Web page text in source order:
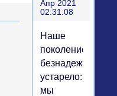
Апр 2021
02:31:08
Наше
поколение
безнадежно
устарело:
мы